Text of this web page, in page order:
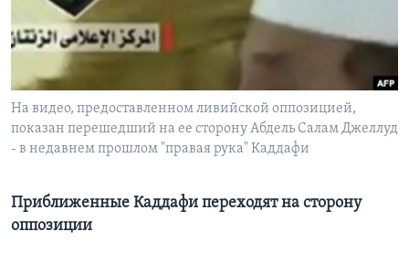
Learning English
СОЦИАЛЬНЫЕ СЕТИ
На видео, предоставленном ливийской оппозицией,
показан перешедший на ее сторону Абдель Салам Джеллуд
- в недавнем прошлом "правая рука" Каддафи
Приближенные Каддафи переходят на сторону
оппозиции